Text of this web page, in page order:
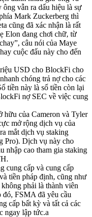
vẫn ra dấu hiệu là sự
Mark Zuckerberg thì
cũng đã xác nhận là rất
Elon đang chơi chữ, từ
câu nói của Maye
cuộc đấu này cho đến
USD cho BlockFi cho
chóng trả nợ cho các
tiền này là số tiền còn lại
nợ SEC về việc cung
hữu của Cameron và Tyler
mở rộng dịch vụ của
mắt dịch vụ staking
Pro). Dịch vụ này cho
nhập cao tham gia staking
cung cấp và cung cấp
tiền pháp định, cũng như
phải là thành viên
FSMA đã yêu cầu
cấp bất kỳ và tất cả các
ngay lập tức.a